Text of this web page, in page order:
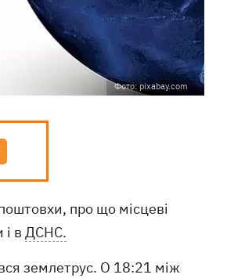
Фото: pixabay.com
про що місцеві
і в ДСНС.
землетрус. О 18:21 між